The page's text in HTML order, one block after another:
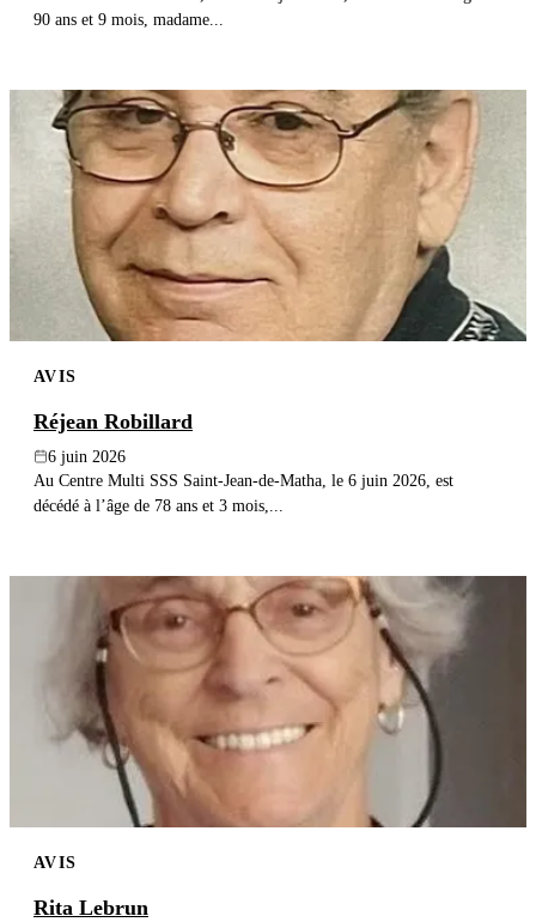
90 ans et 9 mois, madame...
AVIS
Réjean Robillard
6 juin 2026
Au Centre Multi SSS Saint-Jean-de-Matha, le 6 juin 2026, est
décédé à l’âge de 78 ans et 3 mois,...
AVIS
Rita Lebrun